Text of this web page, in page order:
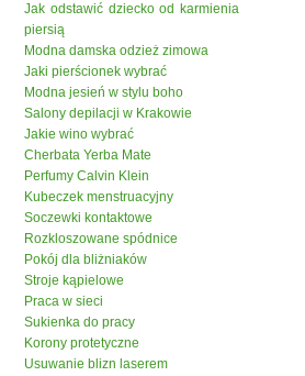
Jak odstawić dziecko od karmienia
piersią
Modna damska odzież zimowa
Jaki pierścionek wybrać
Modna jesień w stylu boho
Salony depilacji w Krakowie
Jakie wino wybrać
Cherbata Yerba Mate
Perfumy Calvin Klein
Kubeczek menstruacyjny
Soczewki kontaktowe
Rozkloszowane spódnice
Pokój dla bliżniaków
Stroje kąpielowe
Praca w sieci
Sukienka do pracy
Korony protetyczne
Usuwanie blizn laserem